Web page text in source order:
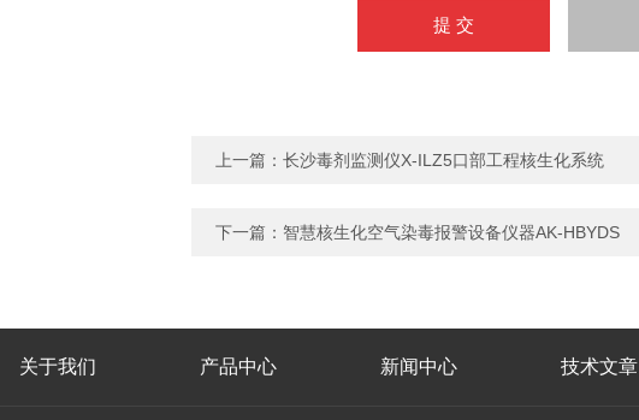
上一篇： 长沙毒剂监测仪X-ILZ5口部工程核生化系统
下一篇： 智慧核生化空气染毒报警设备仪器AK-HBYDS
关于我们 产品中心 新闻中心 技术文章